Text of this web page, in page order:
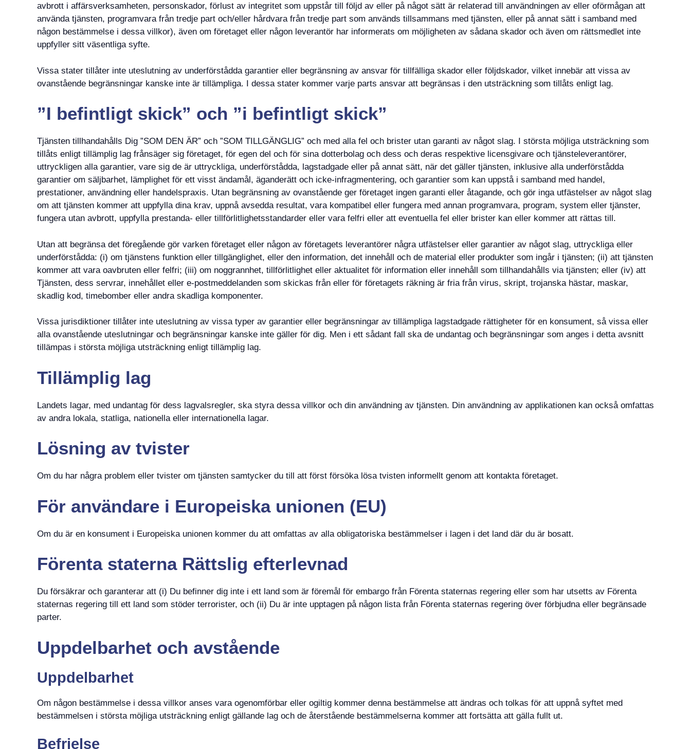
avbrott i affärsverksamheten, personskador, förlust av integritet som uppstår till följd av eller på något sätt är relaterad till användningen av eller oförmågan att
använda tjänsten, programvara från tredje part och/eller hårdvara från tredje part som används tillsammans med tjänsten, eller på annat sätt i samband med
någon bestämmelse i dessa villkor), även om företaget eller någon leverantör har informerats om möjligheten av sådana skador och även om rättsmedlet inte
uppfyller sitt väsentliga syfte.
Vissa stater tillåter inte uteslutning av underförstådda garantier eller begränsning av ansvar för tillfälliga skador eller följdskador, vilket innebär att vissa av
ovanstående begränsningar kanske inte är tillämpliga. I dessa stater kommer varje parts ansvar att begränsas i den utsträckning som tillåts enligt lag.
”I befintligt skick” och ”i befintligt skick”
Tjänsten tillhandahålls Dig ”SOM DEN ÄR” och ”SOM TILLGÄNGLIG” och med alla fel och brister utan garanti av något slag. I största möjliga utsträckning som
tillåts enligt tillämplig lag frånsäger sig företaget, för egen del och för sina dotterbolag och dess och deras respektive licensgivare och tjänsteleverantörer,
uttryckligen alla garantier, vare sig de är uttryckliga, underförstådda, lagstadgade eller på annat sätt, när det gäller tjänsten, inklusive alla underförstådda
garantier om säljbarhet, lämplighet för ett visst ändamål, äganderätt och icke-infragmentering, och garantier som kan uppstå i samband med handel,
prestationer, användning eller handelspraxis. Utan begränsning av ovanstående ger företaget ingen garanti eller åtagande, och gör inga utfästelser av något slag
om att tjänsten kommer att uppfylla dina krav, uppnå avsedda resultat, vara kompatibel eller fungera med annan programvara, program, system eller tjänster,
fungera utan avbrott, uppfylla prestanda- eller tillförlitlighetsstandarder eller vara felfri eller att eventuella fel eller brister kan eller kommer att rättas till.
Utan att begränsa det föregående gör varken företaget eller någon av företagets leverantörer några utfästelser eller garantier av något slag, uttryckliga eller
underförstådda: (i) om tjänstens funktion eller tillgänglighet, eller den information, det innehåll och de material eller produkter som ingår i tjänsten; (ii) att tjänsten
kommer att vara oavbruten eller felfri; (iii) om noggrannhet, tillförlitlighet eller aktualitet för information eller innehåll som tillhandahålls via tjänsten; eller (iv) att
Tjänsten, dess servrar, innehållet eller e-postmeddelanden som skickas från eller för företagets räkning är fria från virus, skript, trojanska hästar, maskar,
skadlig kod, timebomber eller andra skadliga komponenter.
Vissa jurisdiktioner tillåter inte uteslutning av vissa typer av garantier eller begränsningar av tillämpliga lagstadgade rättigheter för en konsument, så vissa eller
alla ovanstående uteslutningar och begränsningar kanske inte gäller för dig. Men i ett sådant fall ska de undantag och begränsningar som anges i detta avsnitt
tillämpas i största möjliga utsträckning enligt tillämplig lag.
Tillämplig lag
Landets lagar, med undantag för dess lagvalsregler, ska styra dessa villkor och din användning av tjänsten. Din användning av applikationen kan också omfattas
av andra lokala, statliga, nationella eller internationella lagar.
Lösning av tvister
Om du har några problem eller tvister om tjänsten samtycker du till att först försöka lösa tvisten informellt genom att kontakta företaget.
För användare i Europeiska unionen (EU)
Om du är en konsument i Europeiska unionen kommer du att omfattas av alla obligatoriska bestämmelser i lagen i det land där du är bosatt.
Förenta staterna Rättslig efterlevnad
Du försäkrar och garanterar att (i) Du befinner dig inte i ett land som är föremål för embargo från Förenta staternas regering eller som har utsetts av Förenta
staternas regering till ett land som stöder terrorister, och (ii) Du är inte upptagen på någon lista från Förenta staternas regering över förbjudna eller begränsade
parter.
Uppdelbarhet och avstående
Uppdelbarhet
Om någon bestämmelse i dessa villkor anses vara ogenomförbar eller ogiltig kommer denna bestämmelse att ändras och tolkas för att uppnå syftet med
bestämmelsen i största möjliga utsträckning enligt gällande lag och de återstående bestämmelserna kommer att fortsätta att gälla fullt ut.
Befrielse